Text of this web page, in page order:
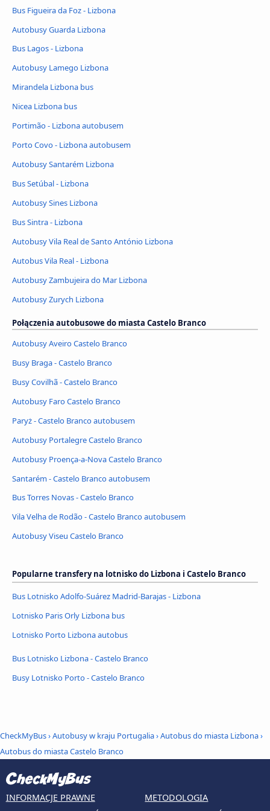
Bus Figueira da Foz - Lizbona
Autobusy Guarda Lizbona
Bus Lagos - Lizbona
Autobusy Lamego Lizbona
Mirandela Lizbona bus
Nicea Lizbona bus
Portimão - Lizbona autobusem
Porto Covo - Lizbona autobusem
Autobusy Santarém Lizbona
Bus Setúbal - Lizbona
Autobusy Sines Lizbona
Bus Sintra - Lizbona
Autobusy Vila Real de Santo António Lizbona
Autobus Vila Real - Lizbona
Autobusy Zambujeira do Mar Lizbona
Autobusy Zurych Lizbona
Połączenia autobusowe do miasta Castelo Branco
Autobusy Aveiro Castelo Branco
Busy Braga - Castelo Branco
Busy Covilhã - Castelo Branco
Autobusy Faro Castelo Branco
Paryż - Castelo Branco autobusem
Autobusy Portalegre Castelo Branco
Autobusy Proença-a-Nova Castelo Branco
Santarém - Castelo Branco autobusem
Bus Torres Novas - Castelo Branco
Vila Velha de Rodão - Castelo Branco autobusem
Autobusy Viseu Castelo Branco
Popularne transfery na lotnisko do Lizbona i Castelo Branco
Bus Lotnisko Adolfo-Suárez Madrid-Barajas - Lizbona
Lotnisko Paris Orly Lizbona bus
Lotnisko Porto Lizbona autobus
Bus Lotnisko Lizbona - Castelo Branco
Busy Lotnisko Porto - Castelo Branco
CheckMyBus›Autobusy w kraju Portugalia›Autobus do miasta Lizbona›
Autobus do miasta Castelo Branco
INFORMACJE PRAWNE
METODOLOGIA